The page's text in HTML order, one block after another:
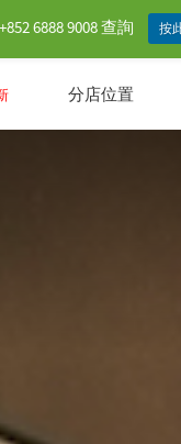
分店位置
6888 9008 查詢 按